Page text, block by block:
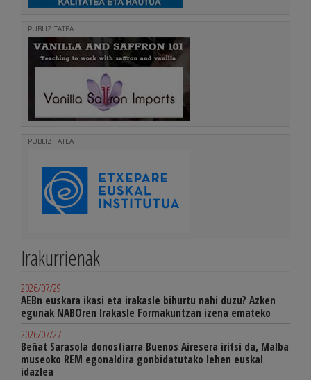
PUBLIZITATEA
PUBLIZITATEA
Irakurrienak
2026/07/29
AEBn euskara ikasi eta irakasle bihurtu nahi duzu? Azken
egunak NABOren Irakasle Formakuntzan izena emateko
2026/07/27
Beñat Sarasola donostiarra Buenos Airesera iritsi da, Malba
museoko REM egonaldira gonbidatutako lehen euskal
idazlea